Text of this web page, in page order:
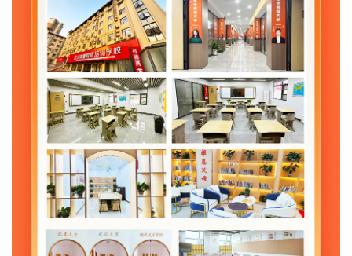
1、学习效果怎么保证？
2、你们手机怎么管理？
3、从你们那儿补习后，能提高多少分？有签约目...
4、你们的历年的教学成绩如何，目标完成率如何...
5、你们在文化课高考冲刺培训上有什么优势？
6、关于省二调和四调，孩子要回原校考试吗？
7、你们学校平时有考试吗？
8、各科目教学、课时是怎么安排的？